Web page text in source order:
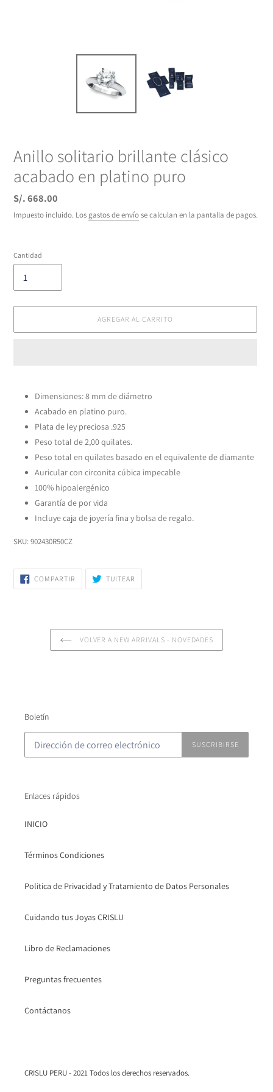
Anillo solitario brillante clásico
acabado en platino puro
Precio
habitual
S/. 668.00
Impuesto incluido. Los gastos de envíose calculan en la pantalla de pagos.
Cantidad
AGREGAR AL CARRITO
productoDimensiones: 8 mm de diámetro
Acabado en platino puro.
Plata de ley preciosa .925
Peso total de 2,00 quilates.
Peso total en quilates basado en el equivalente de diamante
Auricular con circonita cúbica impecable
100% hipoalergénico
Garantía de por vida
Incluye caja de joyería fina y bolsa de regalo.
SKU:902430R50CZ
COMPARTIR COMPARTIR
FACEBOOK
TUITEAR
TWITTER
VOLVER A NEW ARRIVALS - NOVEDADES
Boletín
SUSCRIBIRSE
Enlaces rápidos
INICIO
Términos Condiciones
Politica de Privacidad y Tratamiento de Datos Personales
Cuidando tus Joyas CRISLU
Libro de Reclamaciones
Preguntas frecuentes
Contáctanos
CRISLU PERU - 2021 Todos los derechos reservados.